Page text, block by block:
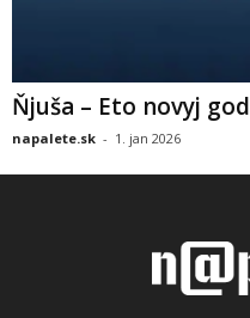
Ňjuša – Eto novyj god
napalete.sk - 1. jan 2026